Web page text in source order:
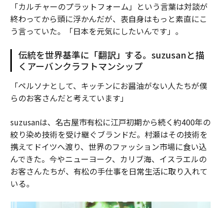
「カルチャーのプラットフォーム」という言葉は対談が
終わってから頭に浮かんだが、表自身はもっと素直にこ
う言っていた。「日本を元気にしたいんです」。
伝統を世界基準に「翻訳」する。suzusanと描
くアーバンクラフトマンシップ
「ペルソナとして、キッチンにお醤油がない人たちが僕
らのお客さんだと考えています」
suzusanは、名古屋市有松に江戸初期から続く約400年の
絞り染め技術を受け継ぐブランドだ。村瀬はその技術を
携えてドイツへ渡り、世界のファッション市場に食い込
んできた。今やニューヨーク、カリブ海、イスラエルの
お客さんたちが、有松の手仕事を日常生活に取り入れて
いる。